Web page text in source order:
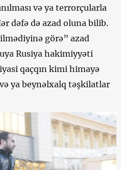
və ya terrorçularla
dəfə də azad oluna bilib.
görə” azad
Rusiya hakimiyyəti
qaçqın kimi himayə
ya beynəlxalq təşkilatlar